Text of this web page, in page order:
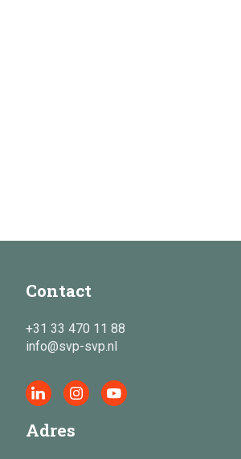
Contact
+31 33 470 11 88
info@svp-svp.nl
Adres